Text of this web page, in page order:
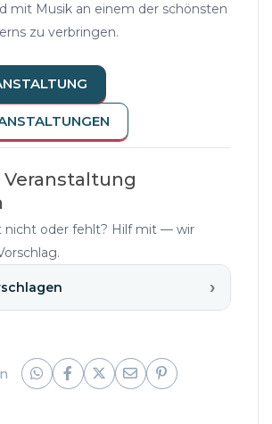
mit Musik an einem der schönsten
zu verbringen.
Veranstaltung
nicht oder fehlt? Hilf mit — wir
›